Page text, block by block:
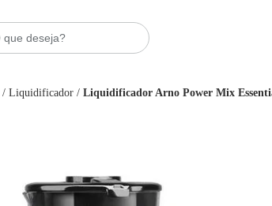
/ Liquidificador / Liquidificador Arno Power Mix